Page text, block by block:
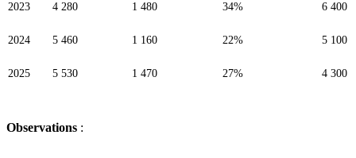
2023 4 280 1 480 34% 6 400 €
2024 5 460 1 160 22% 5 100 €
2025 5 530 1 470 27% 4 300 €
Observations :